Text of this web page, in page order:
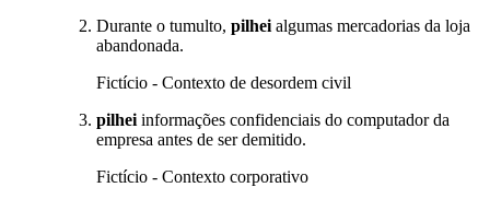
Durante o tumulto, pilhei algumas mercadorias da loja
abandonada.
Fictício - Contexto de desordem civil
pilhei informações confidenciais do computador da
empresa antes de ser demitido.
Fictício - Contexto corporativo